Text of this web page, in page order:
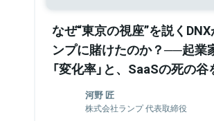
なぜ“東京の視座”を説く
ンプに賭けたのか？──起業
「変化率」と、SaaSの死の
河野 匠
株式会社ランプ 代表取締役